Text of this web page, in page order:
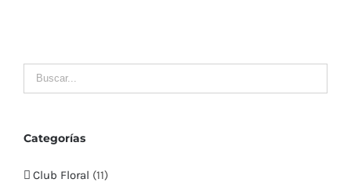
Categorías
Club Floral (11)
MI CUENTA
Mis Pedidos
Mis Datos